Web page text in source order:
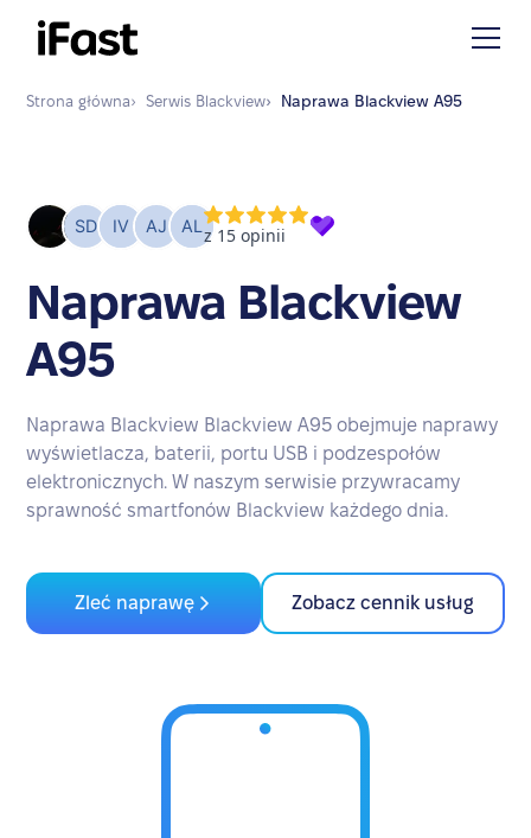
Strona główna› Serwis Blackview› Naprawa Blackview A95
Naprawa Blackview
A95
Naprawa Blackview Blackview A95 obejmuje naprawy
wyświetlacza, baterii, portu USB i podzespołów
elektronicznych. W naszym serwisie przywracamy
sprawność smartfonów Blackview każdego dnia.
Zleć naprawę Zobacz cennik usług